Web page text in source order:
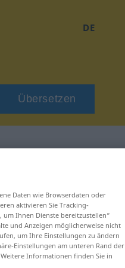
DE
Übersetzen
Daten wie Browserdaten oder
aktivieren Sie Tracking-
Ihnen Dienste bereitzustellen“
und Anzeigen möglicherweise nicht
um Ihre Einstellungen zu ändern
Einstellungen am unteren Rand der
Informationen finden Sie in